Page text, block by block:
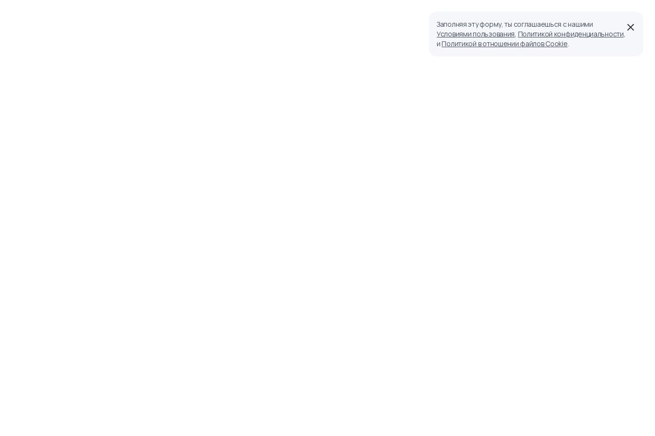
Заполняя эту форму, ты соглашаешься с нашими
Условиями пользования, Политикой конфиденциальности,
иПолитикой в отношении файлов Cookie.